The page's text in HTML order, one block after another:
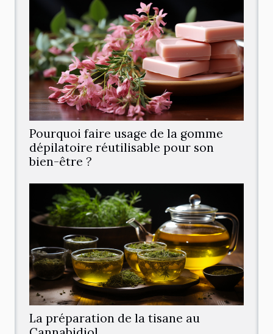
Pourquoi faire usage de la gomme
dépilatoire réutilisable pour son
bien-être ?
La préparation de la tisane au